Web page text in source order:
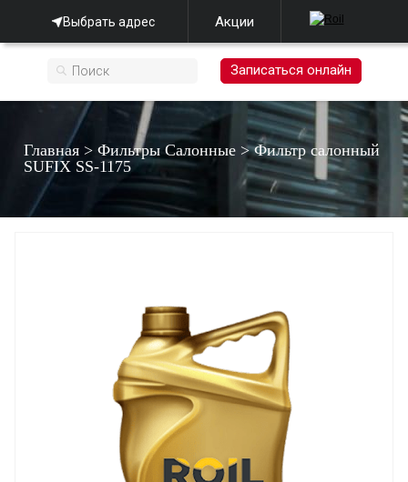
Выбрать адрес Акции
Записаться онлайн
Главная >Фильтры Салонные >Фильтр салонный
SUFIX SS-1175